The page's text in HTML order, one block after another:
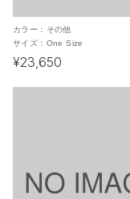
カラー： その他
サイズ： One Size
¥23,650